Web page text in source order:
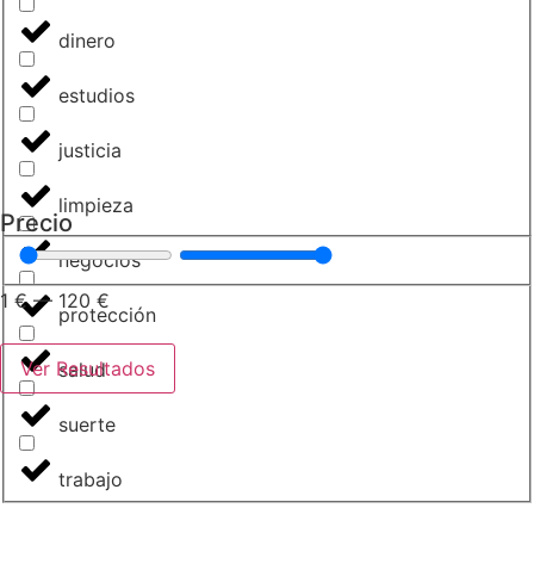
dinero
estudios
justicia
limpieza
negocios
protección
salud
suerte
trabajo
Precio
1 €— 120 €
Ver Resultados